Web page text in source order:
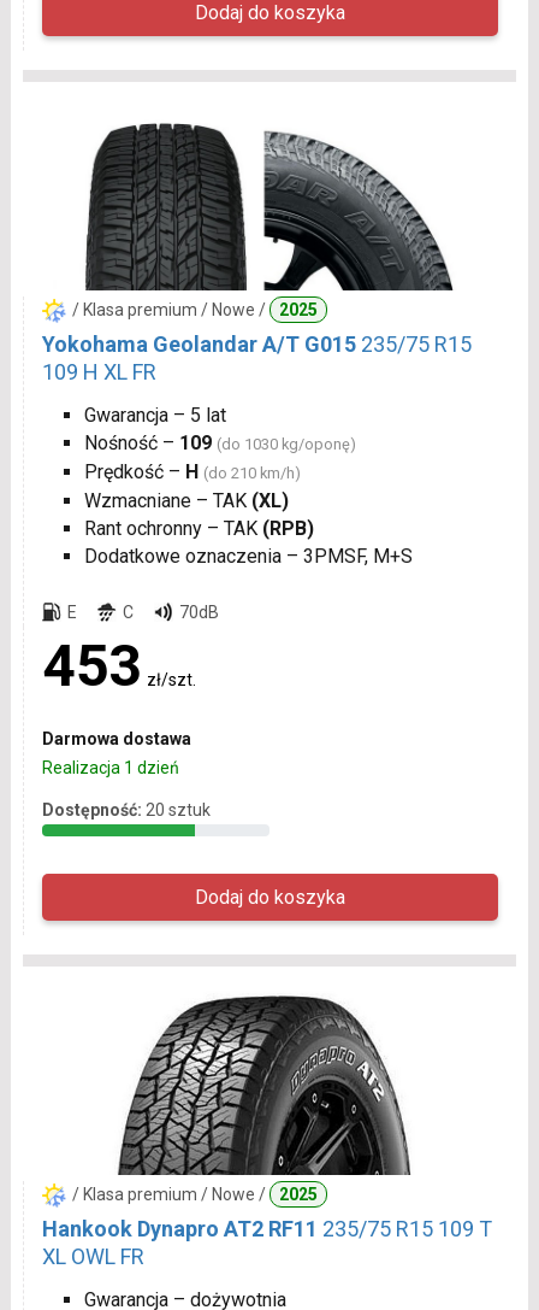
/ Klasa premium / Nowe / 2025
Yokohama Geolandar A/T G015 235/75 R15
109 H XL FR
Gwarancja – 5 lat
Nośność – 109 (do 1030 kg/oponę)
Prędkość – H (do 210 km/h)
Wzmacniane – TAK (XL)
Rant ochronny – TAK (RPB)
Dodatkowe oznaczenia – 3PMSF, M+S
E C 70dB
453 zł/szt.
Darmowa dostawa
Realizacja 1 dzień
Dostępność: 20 sztuk
/ Klasa premium / Nowe / 2025
Hankook Dynapro AT2 RF11 235/75 R15 109 T
XL OWL FR
Gwarancja – dożywotnia